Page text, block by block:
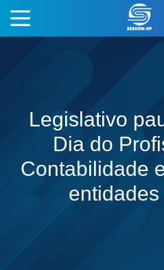
Legislativo
Dia do
Contabilidade